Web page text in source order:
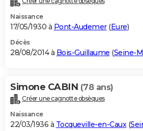
Naissance
17/05/1930 à Pont-Audemer(Eure)
Décès
28/08/2014 à Bois-Guillaume (Seine-
Simone CABIN (78 ans)
Créer une cagnotte obsèques
Naissance
22/03/1936 à Tocqueville-en-Caux(